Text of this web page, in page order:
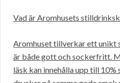
Vad är Aromhusets
Aromhuset tillverkar ett unikt
är både gott och sockerfritt.
läsk kan innehålla upp till